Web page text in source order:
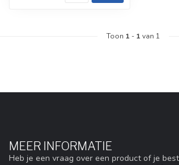
Toon 1 - 1van 1
MEER INFORMATIE
Heb je een vraag over een product of je